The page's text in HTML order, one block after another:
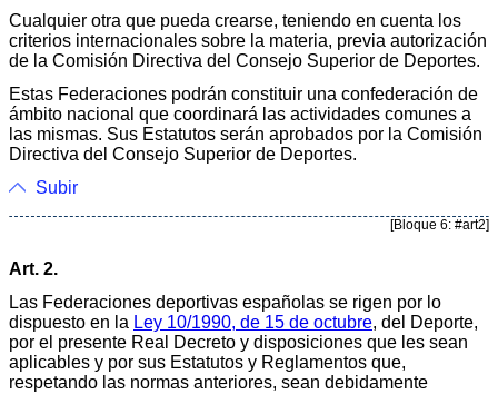
Cualquier otra que pueda crearse, teniendo en cuenta los
criterios internacionales sobre la materia, previa autorización
de la Comisión Directiva del Consejo Superior de Deportes.
Estas Federaciones podrán constituir una confederación de
ámbito nacional que coordinará las actividades comunes a
las mismas. Sus Estatutos serán aprobados por la Comisión
Directiva del Consejo Superior de Deportes.
Subir
[Bloque 6: #art2]
Art. 2.
Las Federaciones deportivas españolas se rigen por lo
dispuesto en la Ley 10/1990, de 15 de octubre, del Deporte,
por el presente Real Decreto y disposiciones que les sean
aplicables y por sus Estatutos y Reglamentos que,
respetando las normas anteriores, sean debidamente